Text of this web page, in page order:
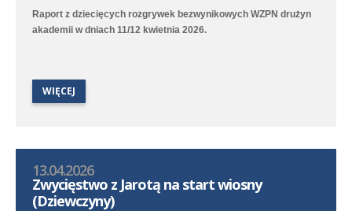
Raport z dziecięcych rozgrywek bezwynikowych WZPN drużyn
akademii w dniach 11/12 kwietnia 2026.
WIĘCEJ
13.04.2026
Zwycięstwo z Jarotą na start wiosny
(Dziewczyny)